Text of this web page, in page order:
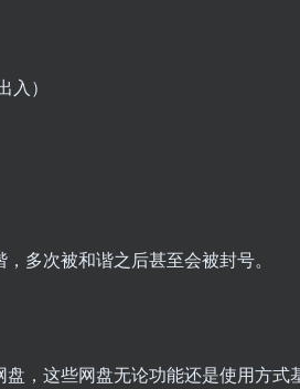
）
多次被和谐之后甚至会被封号。
，这些网盘无论功能还是使用方